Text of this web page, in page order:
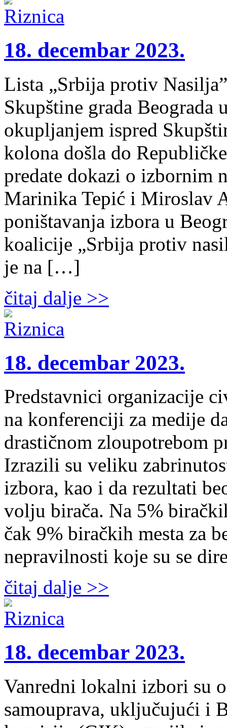
18. decembar 2023.
Lista „Srbija protiv
Skupštine grada Beograda
okupljanjem ispred
kolona došla do
predate dokazi o izbornim
Marinika Tepić i Miroslav
poništavanja izbora u
koalicije „Srbija protiv
je na […]
čitaj dalje >>
18. decembar 2023.
Predstavnici organizacije
na konferenciji za medije
drastičnom zloupotrebom
Izrazili su veliku
izbora, kao i da rezultati
volju birača. Na 5%
čak 9% biračkih mesta za
nepravilnosti koje su se
čitaj dalje >>
18. decembar 2023.
Vanredni lokalni izbori su
samouprava, uključujući i